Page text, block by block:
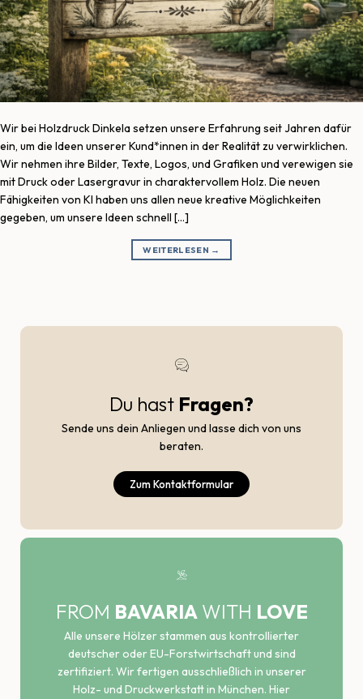
Wir bei Holzdruck Dinkela setzen unsere Erfahrung seit Jahren dafür
ein, um die Ideen unserer Kund*innen in der Realität zu verwirklichen.
Wir nehmen ihre Bilder, Texte, Logos, und Grafiken und verewigen sie
mit Druck oder Lasergravur in charaktervollem Holz. Die neuen
Fähigkeiten von KI haben uns allen neue kreative Möglichkeiten
gegeben, um unsere Ideen schnell […]
WEITERLESEN →
Du hast Fragen?
Sende uns dein Anliegen und lasse dich von uns
beraten.
Zum Kontaktformular
FROM BAVARIAWITH LOVE
Alle unsere Hölzer stammen aus kontrollierter
deutscher oder EU-Forstwirtschaft und sind
zertifiziert. Wir fertigen ausschließlich in unserer
Holz- und Druckwerkstatt in München. Hier